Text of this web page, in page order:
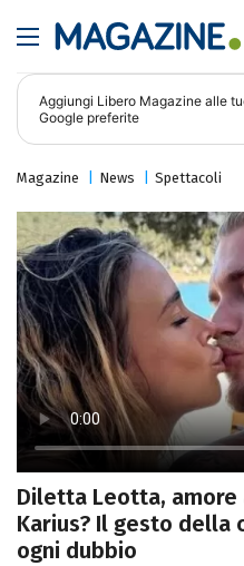
Aggiungi Libero Magazine alle
Google preferite
Magazine News Spettacoli
Diletta Leotta, amore
Karius? Il gesto della
ogni dubbio